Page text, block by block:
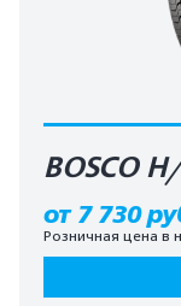
BOSCO
от 7 730
Розничная цена в